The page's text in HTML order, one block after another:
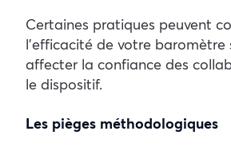
Certaines pratiques peuvent
l’efficacité de votre baromètre
affecter la confiance des
le dispositif.
Les pièges méthodologiques